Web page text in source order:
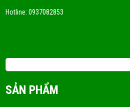
Hotline: 0937082853
SẢN PHẨM